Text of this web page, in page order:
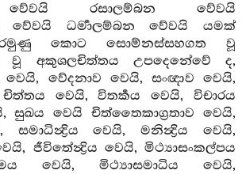
වේවයි රසාලම්බන වේවයි
වේවයි ධර්‍මාලම්බන වේවයි යමක්
කොට සොම්නස්සහගත වූ
වූ අකුශලචිත්තය උපදෙනේවේ ද,
වේදනාව වෙයි, සංඥාව වෙයි,
වෙයි, විතර්‍කය වෙයි, විචාරය
සුඛය වෙයි චිත්තෛකාග්‍රතාව වෙයි,
සමාධින්‍ද්‍රිය වෙයි, මනින්‍ද්‍රිය වෙයි,
ජීවිතේන්‍ද්‍රිය වෙයි, මිථ්‍යාසංකල්පය
වෙයි, මිථ්‍යාසමාධිය වෙයි,